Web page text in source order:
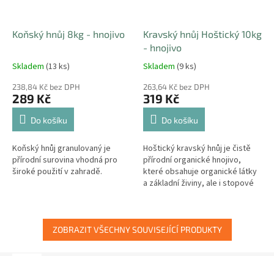
Koňský hnůj 8kg - hnojivo
Skladem (13 ks)
238,84 Kč bez DPH
289 Kč
Do košíku
Koňský hnůj granulovaný je
přírodní surovina vhodná pro
široké použití v zahradě.
Kravský hnůj Hoštický 10kg
- hnojivo
Skladem (9 ks)
263,64 Kč bez DPH
319 Kč
Do košíku
Hoštický kravský hnůj je čistě
přírodní organické hnojivo,
které obsahuje organické látky
a základní živiny, ale i stopové
ZOBRAZIT VŠECHNY SOUVISEJÍCÍ PRODUKTY